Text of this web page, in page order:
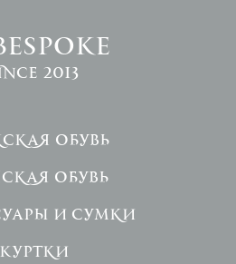
2013
обувь
обувь
и сумки
Куртки